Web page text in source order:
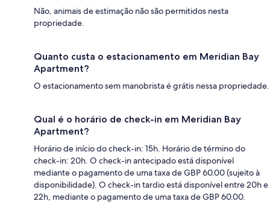
Não, animais de estimação não são permitidos nesta
propriedade.
Quanto custa o estacionamento em Meridian Bay
Apartment?
O estacionamento sem manobrista é grátis nessa propriedade.
Qual é o horário de check-in em Meridian Bay
Apartment?
Horário de início do check-in: 15h. Horário de término do
check-in: 20h. O check-in antecipado está disponível
mediante o pagamento de uma taxa de GBP 60.00 (sujeito à
disponibilidade). O check-in tardio está disponível entre 20h e
22h, mediante o pagamento de uma taxa de GBP 60.00.